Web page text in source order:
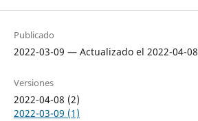
Publicado
2022-03-09 — Actualizado el 2022-04-08
Versiones
2022-04-08 (2)
2022-03-09 (1)